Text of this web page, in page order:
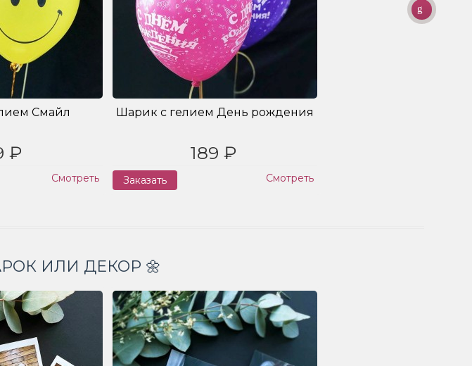
Смайл
₽
Смотреть
Шарик с гелием День рождения
189 ₽
Заказать Смотреть
ИЛИ ДЕКОР 🌼